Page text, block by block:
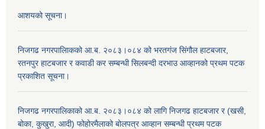
आशयको सूचना।
निजगढ नगरपालिाकको आ.ब. २०८३।०८४ को भरतगंज सिंगौल हाटबजार,
रतनपुर हाटबजार र कवाडी कर सम्बन्धी सिलबन्दी दरभाउ आव्हानको प्रथम पटक
प्रकाशित सूचना।
निजगढ नगरपालिकाको आ.ब. २०८३।०८४ को लागि निजगढ हाटबजार र (खसी,
बोका, कुखुरा, आदी) फोहोरमैलाको बोलपत्र आव्हान सम्बन्धी प्रथम पटक